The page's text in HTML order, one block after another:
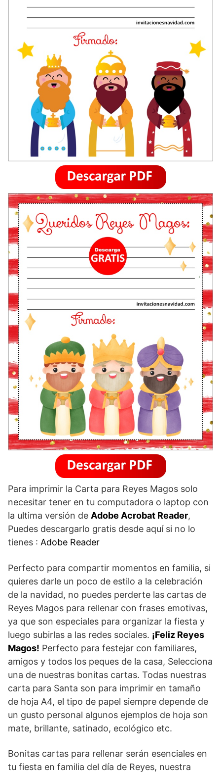
Para imprimir la Carta para Reyes Magos solo
necesitar tener en tu computadora o laptop con
la ultima versión de Adobe Acrobat Reader,
Puedes descargarlo gratis desde aquí si no lo
tienes : Adobe Reader
Perfecto para compartir momentos en familia, si
quieres darle un poco de estilo a la celebración
de la navidad, no puedes perderte las cartas de
Reyes Magos para rellenar con frases emotivas,
ya que son especiales para organizar la fiesta y
luego subirlas a las redes sociales. ¡Feliz Reyes
Magos! Perfecto para festejar con familiares,
amigos y todos los peques de la casa, Selecciona
una de nuestras bonitas cartas. Todas nuestras
carta para Santa son para imprimir en tamaño
de hoja A4, el tipo de papel siempre depende de
un gusto personal algunos ejemplos de hoja son
mate, brillante, satinado, ecológico etc.
Bonitas cartas para rellenar serán esenciales en
tu fiesta en familia del día de Reyes, nuestra